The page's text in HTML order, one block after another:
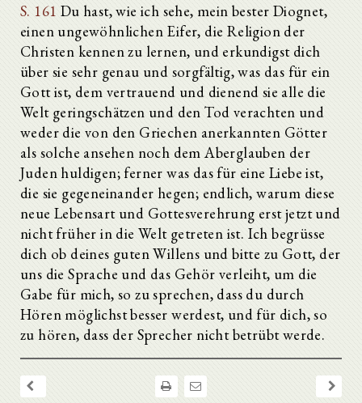
S. 161 Du hast, wie ich sehe, mein bester Diognet,
einen ungewöhnlichen Eifer, die Religion der
Christen kennen zu lernen, und erkundigst dich
über sie sehr genau und sorgfältig, was das für ein
Gott ist, dem vertrauend und dienend sie alle die
Welt geringschätzen und den Tod verachten und
weder die von den Griechen anerkannten Götter
als solche ansehen noch dem Aberglauben der
Juden huldigen; ferner was das für eine Liebe ist,
die sie gegeneinander hegen; endlich, warum diese
neue Lebensart und Gottesverehrung erst jetzt und
nicht früher in die Welt getreten ist. Ich begrüsse
dich ob deines guten Willens und bitte zu Gott, der
uns die Sprache und das Gehör verleiht, um die
Gabe für mich, so zu sprechen, dass du durch
Hören möglichst besser werdest, und für dich, so
zu hören, dass der Sprecher nicht betrübt werde.